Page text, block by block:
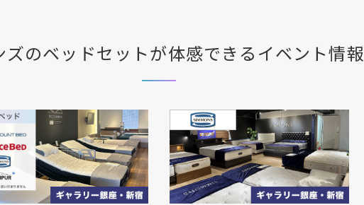
ズのベッドセットが体感できる イベント情報